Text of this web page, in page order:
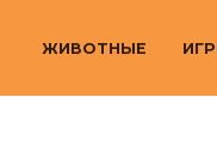
ЖИВОТНЫЕ